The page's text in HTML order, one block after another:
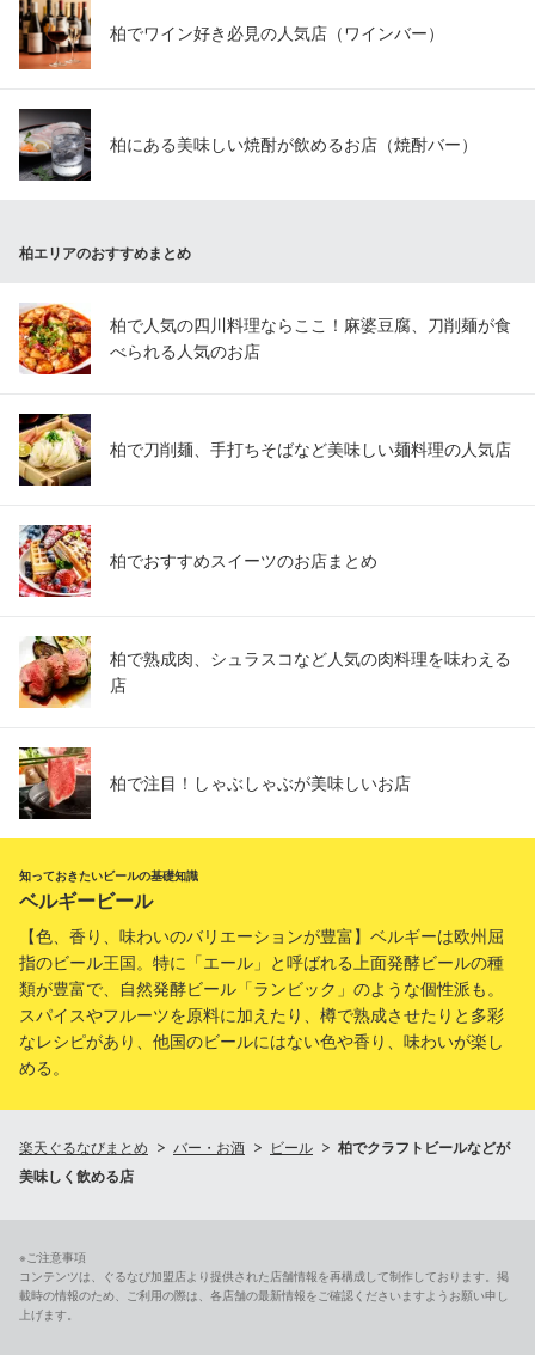
柏でワイン好き必見の人気店（ワインバー）
柏にある美味しい焼酎が飲めるお店（焼酎バー）
柏エリアのおすすめまとめ
柏で人気の四川料理ならここ！麻婆豆腐、刀削麺が食
べられる人気のお店
柏で刀削麺、手打ちそばなど美味しい麺料理の人気店
柏でおすすめスイーツのお店まとめ
柏で熟成肉、シュラスコなど人気の肉料理を味わえる
店
柏で注目！しゃぶしゃぶが美味しいお店
知っておきたいビールの基礎知識
ベルギービール
【色、香り、味わいのバリエーションが豊富】ベルギーは欧州屈
指のビール王国。特に「エール」と呼ばれる上面発酵ビールの種
類が豊富で、自然発酵ビール「ランビック」のような個性派も。
スパイスやフルーツを原料に加えたり、樽で熟成させたりと多彩
なレシピがあり、他国のビールにはない色や香り、味わいが楽し
める。
楽天ぐるなびまとめ バー・お酒 ビール
柏でクラフトビールなどが
美味しく飲める店
※ご注意事項
コンテンツは、ぐるなび加盟店より提供された店舗情報を再構成して制作しております。掲
載時の情報のため、ご利用の際は、各店舗の最新情報をご確認くださいますようお願い申し
上げます。